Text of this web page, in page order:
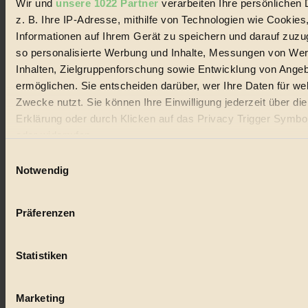
Wir und unsere 1022 Partner verarbeiten Ihre persönlichen
z. B. Ihre IP-Adresse, mithilfe von Technologien wie
Informationen auf Ihrem Gerät zu speichern und darauf
so personalisierte Werbung und Inhalte, Messungen von
Inhalten, Zielgruppenforschung sowie Entwicklung von
ermöglichen. Sie entscheiden darüber, wer Ihre Daten für
Zwecke nutzt. Sie können Ihre Einwilligung jederzeit über
Erklärung oder durch Klicken auf das Privacy Trigger
Wenn Sie es erlauben, würden wir auch gerne:
Ihr Gerät durch aktives Scannen nach bestimmten
Erfahren Sie mehr darüber, wie Ihre persönlichen Daten
Notwendig
Präferenzen
Statistiken
Marketing
© 2026 Biorama GmbH
Impressum & Disclaimer
Datenschutz
Mediadaten
und Produkte, ein Leitfaden im schnell wachsenden Markt des
Social Media
Folge uns auf Instagram
Bio